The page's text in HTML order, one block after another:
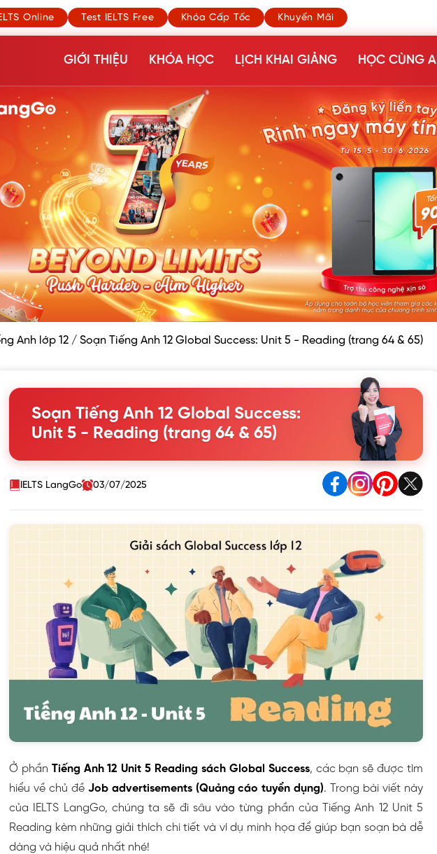
Online Test IELTS Free Khóa Cấp Tốc Khuyến Mãi
GIỚI THIỆU KHÓA HỌC LỊCH KHAI GIẢNG HỌC CÙNG AI
Anh lớp 12 / Soạn Tiếng Anh 12 Global Success: Unit 5 - Reading (trang 64 & 65)
Soạn Tiếng Anh 12 Global Success:
Unit 5 - Reading (trang 64 & 65)
IELTS LangGo 03/07/2025
Ở phần Tiếng Anh 12 Unit 5 Reading sách Global Success, các bạn sẽ được tìm
hiểu về chủ đề Job advertisements (Quảng cáo tuyển dụng). Trong bài viết này
của IELTS LangGo, chúng ta sẽ đi sâu vào từng phần của Tiếng Anh 12 Unit 5
Reading kèm những giải thích chi tiết và ví dụ minh họa để giúp bạn soạn bà dễ
dàng và hiệu quả nhất nhé!